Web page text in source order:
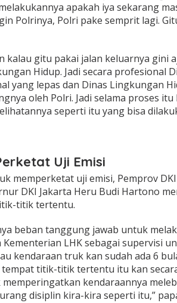
apakah iya sekarang
Polrinya, Polri pake semprit lagi.
kalau gitu pakai jalan keluarnya gini
Hidup. Jadi secara profesional
yang lepas dan Dinas Lingkungan
oleh Polri. Jadi selama proses
seperti itu yang bisa
Uji Emisi
memperketat uji emisi, Pemprov
DKI Jakarta Heru Budi Hartono
titik tertentu.
beban tanggung jawab untuk
LHK sebagai supervisi
kendaraan truk kan sudah ada 6
tempat titik-titik tertentu itu kan
kendaraannya
disiplin kira-kira seperti itu,”